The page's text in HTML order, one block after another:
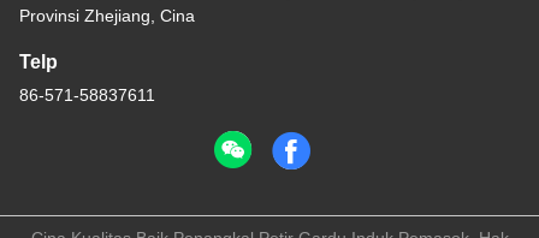
Provinsi Zhejiang, Cina
Telp
86-571-58837611